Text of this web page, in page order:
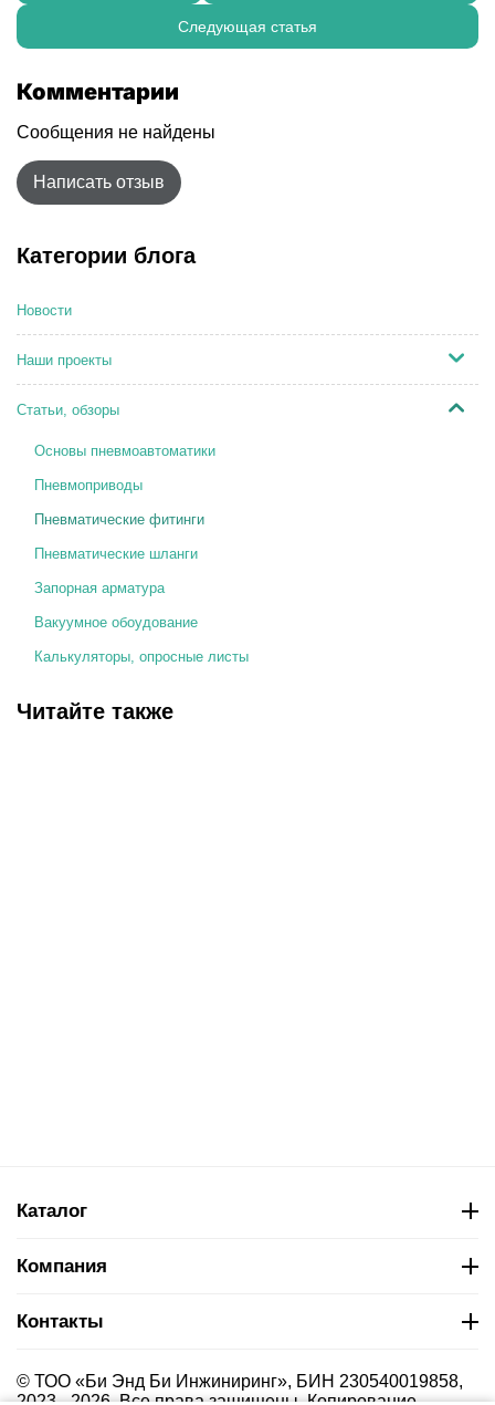
Следующая статья
Комментарии
Сообщения не найдены
Написать отзыв
Категории блога
Новости
Наши проекты
Статьи, обзоры
Основы пневмоавтоматики
Пневмоприводы
Пневматические фитинги
Пневматические шланги
Запорная арматура
Вакуумное обоудование
Калькуляторы, опросные листы
Читайте также
Каталог
Компания
Контакты
© ТОО «Би Энд Би Инжиниринг», БИН 230540019858,